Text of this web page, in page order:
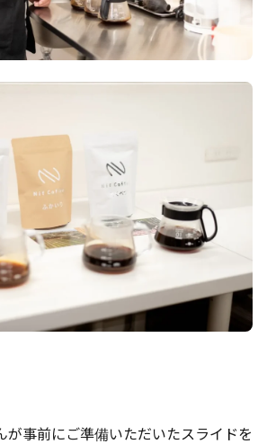
が事前にご準備いただいたスライドを